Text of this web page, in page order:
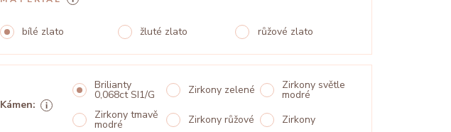
bílé zlato žluté zlato růžové zlato
Kámen:
Brilianty
0,068ct SI1/G Zirkony zelené Zirkony světle
modré
Zirkony tmavě
modré Zirkony růžové Zirkony